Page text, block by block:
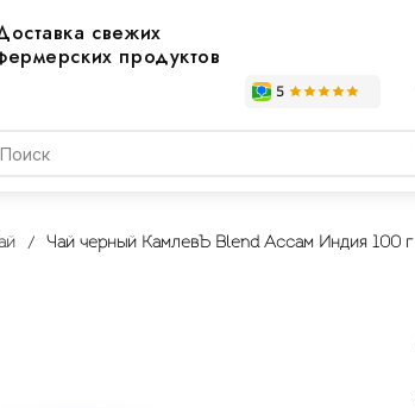
свежих
продуктов
Чай черный КамлевЪ Blend Ассам Индия 100 г